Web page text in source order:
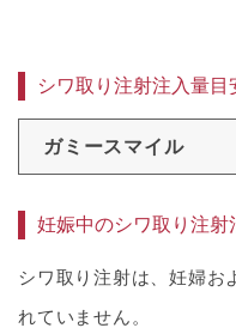
シワ取り注射注入量目
ガミースマイル
妊娠中のシワ取り注射
シワ取り注射は、妊婦お
れていません。